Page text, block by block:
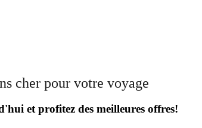
cher pour votre voyage
et profitez des meilleures offres!